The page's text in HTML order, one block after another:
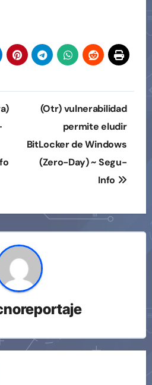
(Otr) vulnerabilidad
permite eludir
BitLocker de Windows
(Zero-Day) ~ Segu-
Info